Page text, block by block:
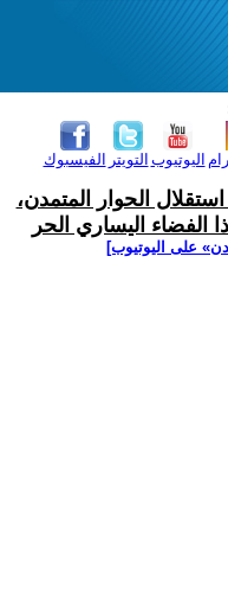
الفيسبوك التويتر اليوتيوب
الحوار المتمدن،
الفضاء اليساري الحر
على اليوتيوب]